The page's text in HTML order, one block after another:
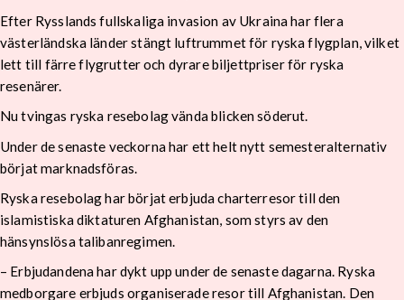
Efter Rysslands fullskaliga invasion av Ukraina har flera
västerländska länder stängt luftrummet för ryska flygplan, vilket
lett till färre flygrutter och dyrare biljettpriser för ryska
resenärer.
Nu tvingas ryska resebolag vända blicken söderut.
Under de senaste veckorna har ett helt nytt semesteralternativ
börjat marknadsföras.
Ryska resebolag har börjat erbjuda charterresor till den
islamistiska diktaturen Afghanistan, som styrs av den
hänsynslösa talibanregimen.
– Erbjudandena har dykt upp under de senaste dagarna. Ryska
medborgare erbjuds organiserade resor till Afghanistan. Den